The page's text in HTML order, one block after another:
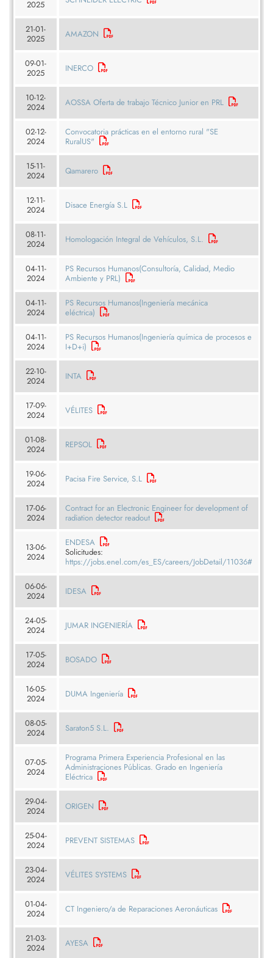
2025
21-01-
2025
AMAZON
09-01-
2025
INERCO
10-12-
2024
AOSSA Oferta de trabajo Técnico Junior en PRL
02-12-
2024
Convocatoria prácticas en el entorno rural "SE
RuralUS"
15-11-
2024
Qamarero
12-11-
2024
Disace Energía S.L
08-11-
2024
Homologación Integral de Vehículos, S.L.
04-11-
2024
PS Recursos Humanos(Consultoría, Calidad, Medio
Ambiente y PRL)
04-11-
2024
PS Recursos Humanos(Ingeniería mecánica
eléctrica)
04-11-
2024
PS Recursos Humanos(Ingeniería química de procesos e
I+D+i)
22-10-
2024
INTA
17-09-
2024
VÉLITES
01-08-
2024
REPSOL
19-06-
2024
Pacisa Fire Service, S.L
17-06-
2024
Contract for an Electronic Engineer for development of
radiation detector readout
13-06-
2024
ENDESA
Solicitudes:
https://jobs.enel.com/es_ES/careers/JobDetail/11036#
06-06-
2024
IDESA
24-05-
2024
JUMAR INGENIERÍA
17-05-
2024
BOSADO
16-05-
2024
DUMA Ingeniería
08-05-
2024
Saraton5 S.L.
07-05-
2024
Programa Primera Experiencia Profesional en las
Administraciones Públicas. Grado en Ingeniería
Eléctrica
29-04-
2024
ORIGEN
25-04-
2024
PREVENT SISTEMAS
23-04-
2024
VÉLITES SYSTEMS
01-04-
2024
CT Ingeniero/a de Reparaciones Aeronáuticas
21-03-
2024
AYESA